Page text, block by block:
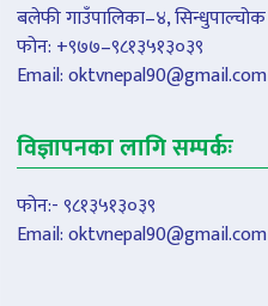
बलेफी गाउँपालिका–४, सिन्धुपाल्चोक
फोन: +९७७–९८१३५१३०३९
Email:oktvnepal90@gmail.com
विज्ञापनका लागि सम्पर्कः
फोन:- ९८१३५१३०३९
Email:oktvnepal90@gmail.com